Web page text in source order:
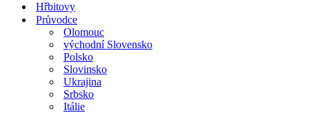
Hřbitovy
Průvodce
Olomouc
východní Slovensko
Polsko
Slovinsko
Ukrajina
Srbsko
Itálie